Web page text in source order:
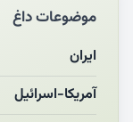
مشهدالرضا آقای
مکن ای صبح طلوع
چرایی «استقبال از
موضوعات داغ
ایران
آمریکا-اسرائیل